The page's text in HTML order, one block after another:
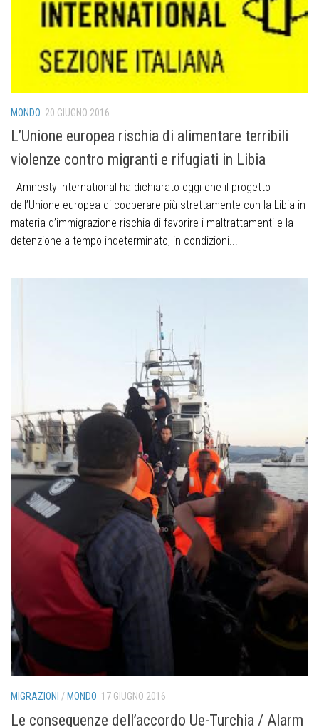
MONDO 20 GIUGNO 2016
L’Unione europea rischia di alimentare terribili
violenze contro migranti e rifugiati in Libia
Amnesty International ha dichiarato oggi che il progetto
dell’Unione europea di cooperare più strettamente con la Libia in
materia d’immigrazione rischia di favorire i maltrattamenti e la
detenzione a tempo indeterminato, in condizioni...
MIGRAZIONI / MONDO 17 GIUGNO 2016
Le conseguenze dell’accordo Ue-Turchia / Alarm